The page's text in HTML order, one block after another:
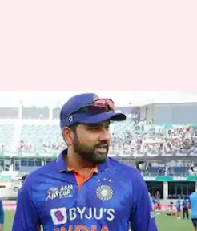
IND vs PAK:
మ్యాచుకు రైల్వే
వ్రాసిన వారు Jayachandra Akuri Oct 06,
ఈ వార్తాకథనం ఏంటి